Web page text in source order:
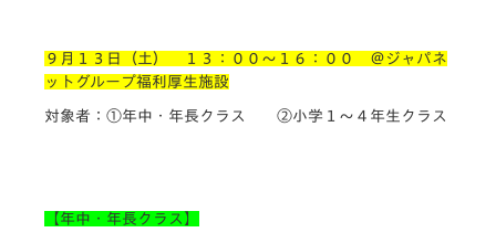
９月１３日（土） １３：００～１６：００ ＠ジャパネ
ットグループ福利厚生施設
対象者： ①年中・年長クラス ②小学１～４年生クラス
【年中・年長クラス】